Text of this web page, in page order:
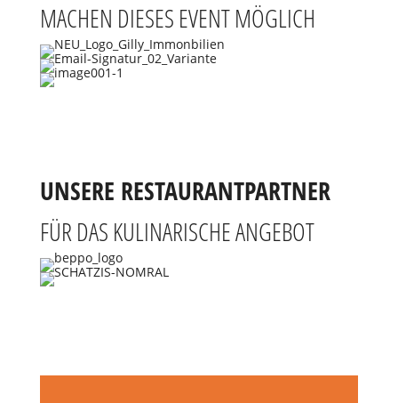
MACHEN DIESES EVENT MÖGLICH
UNSERE RESTAURANTPARTNER
FÜR DAS KULINARISCHE ANGEBOT